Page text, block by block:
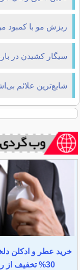
ريزش مو با کمبود
سیگار کشیدن در
شایع‌ترین علائم
خرید عطر و ادکلن
30% تخفیف از روژا